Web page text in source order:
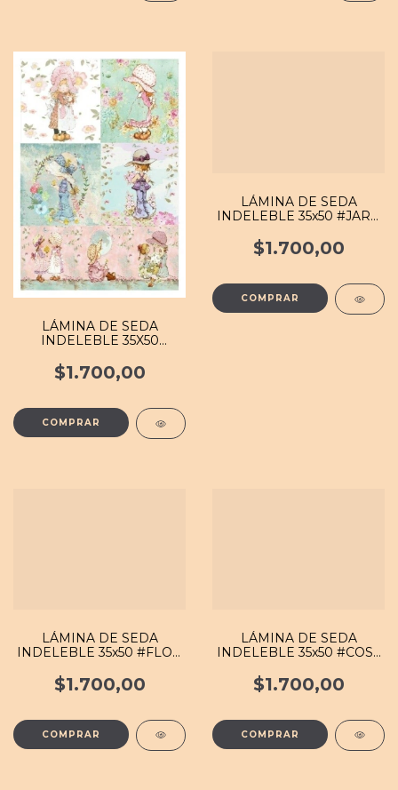
LÁMINA DE SEDA
INDELEBLE 35X50
$1.700,00
LÁMINA DE SEDA
INDELEBLE 35x50 #JARD
$1.700,00
LÁMINA DE SEDA
INDELEBLE 35x50 #FLOR
$1.700,00
LÁMINA DE SEDA
INDELEBLE 35x50 #COST
$1.700,00